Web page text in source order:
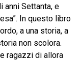
anni Settanta, e
In questo libro
a una storia, a
non scolora.
ragazzi di allora